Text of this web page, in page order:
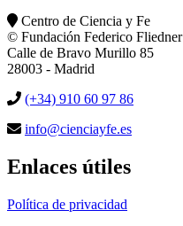
Centro de Ciencia y Fe
© Fundación Federico Fliedner
Calle de Bravo Murillo 85
28003 - Madrid
(+34) 910 60 97 86
info@cienciayfe.es
Enlaces útiles
Política de privacidad